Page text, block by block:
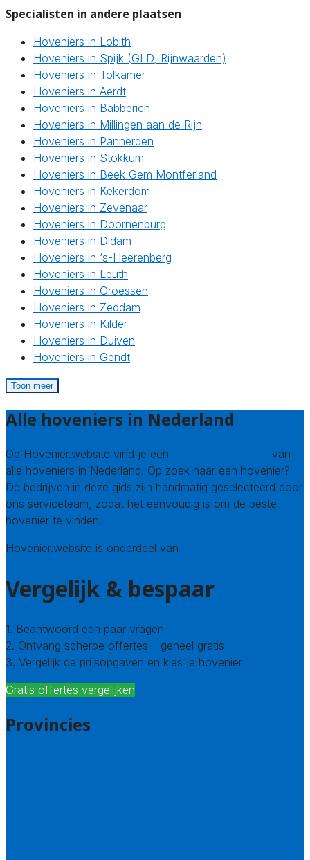
Specialisten in andere plaatsen
Hoveniers in Lobith
Hoveniers in Spijk (GLD, Rijnwaarden)
Hoveniers in Tolkamer
Hoveniers in Aerdt
Hoveniers in Babberich
Hoveniers in Millingen aan de Rijn
Hoveniers in Pannerden
Hoveniers in Stokkum
Hoveniers in Beek Gem Montferland
Hoveniers in Kekerdom
Hoveniers in Zevenaar
Hoveniers in Doornenburg
Hoveniers in Didam
Hoveniers in ‘s-Heerenberg
Hoveniers in Leuth
Hoveniers in Groessen
Hoveniers in Zeddam
Hoveniers in Kilder
Hoveniers in Duiven
Hoveniers in Gendt
Toon meer
Alle hoveniers in Nederland
Op Hovenier.website vind je een
van
alle hoveniers in Nederland. Op zoek naar een hovenier?
De bedrijven in deze gids zijn handmatig geselecteerd door
ons serviceteam, zodat het eenvoudig is om de beste
hovenier te vinden.
Hovenier.website is onderdeel van
Vergelijk & bespaar
1. Beantwoord een paar vragen
2. Ontvang scherpe offertes – geheel gratis
3. Vergelijk de prijsopgaven en kies je hovenier
Gratis offertes vergelijken
Provincies